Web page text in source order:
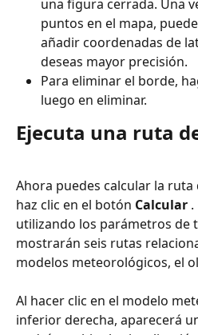
una figura cerrada. Una
puntos en el mapa,
añadir coordenadas de
deseas mayor precisión.
Para eliminar el borde,
luego en eliminar.
Ejecuta una ruta
Ahora puedes calcular la
haz clic en el botón Calcular
utilizando los parámetros de
mostrarán seis rutas
modelos meteorológicos, el
Al hacer clic en el modelo
inferior derecha, aparecerá